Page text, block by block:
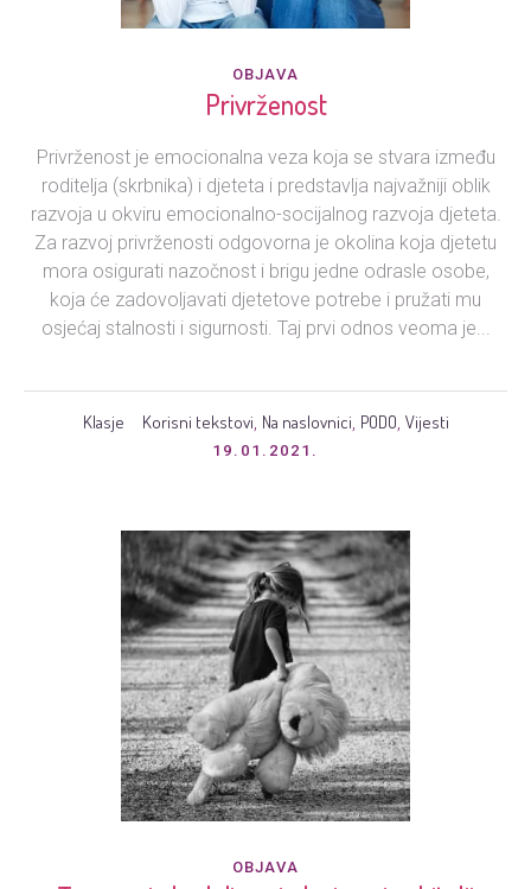
OBJAVA
Privrženost
Privrženost je emocionalna veza koja se stvara između
roditelja (skrbnika) i djeteta i predstavlja najvažniji oblik
razvoja u okviru emocionalno-socijalnog razvoja djeteta.
Za razvoj privrženosti odgovorna je okolina koja djetetu
mora osigurati nazočnost i brigu jedne odrasle osobe,
koja će zadovoljavati djetetove potrebe i pružati mu
osjećaj stalnosti i sigurnosti. Taj prvi odnos veoma je...
Klasje Korisni tekstovi, Na naslovnici, PODO, Vijesti
19.01.2021.
OBJAVA